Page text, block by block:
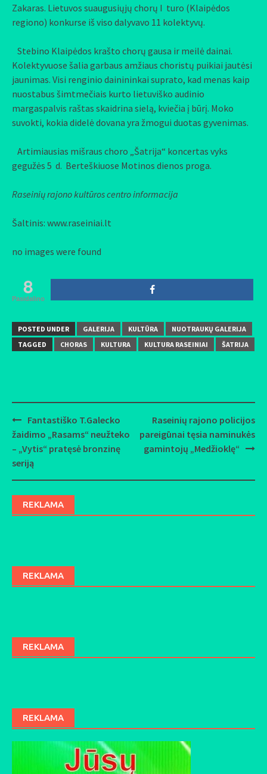
Zakaras. Lietuvos suaugusiųjų chorų I turo (Klaipėdos
regiono) konkurse iš viso dalyvavo 11 kolektyvų.
Stebino Klaipėdos krašto chorų gausa ir meilė dainai.
Kolektyvuose šalia garbaus amžiaus choristų puikiai jautėsi
jaunimas. Visi renginio dainininkai suprato, kad menas kaip
nuostabus šimtmečiais kurto lietuviško audinio
margaspalvis raštas skaidrina sielą, kviečia į būrį. Moko
suvokti, kokia didelė dovana yra žmogui duotas gyvenimas.
Artimiausias mišraus choro „Šatrija“ koncertas vyks
gegužės 5 d. Berteškiuose Motinos dienos proga.
Raseinių rajono kultūros centro informacija
Šaltinis: www.raseiniai.lt
no images were found
8
Pasidalino
POSTED UNDER GALERIJA KULTŪRA
NUOTRAUKŲ GALERIJA
TAGGED
CHORAS KULTURA KULTURA RASEINIAI ŠATRIJA
Post
navigation
Fantastiško T.Galecko
žaidimo „Rasams“ neužteko
– „Vytis“ pratęsė bronzinę
seriją
Raseinių rajono policijos
pareigūnai tęsia naminukės
gamintojų „Medžioklę“
REKLAMA
REKLAMA
REKLAMA
REKLAMA